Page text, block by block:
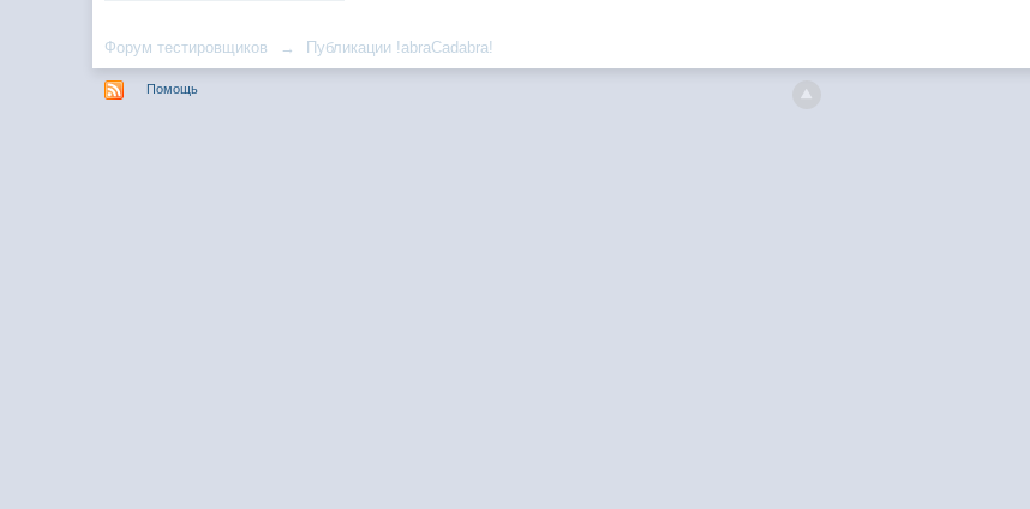
Форум тестировщиков → Публикации !abraCadabra!
Помощь